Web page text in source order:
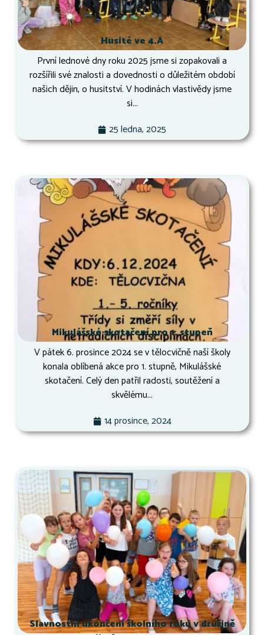
Husité ve 4.A
První lednové dny roku 2025 jsme si zopakovali a
rozšířili své znalosti a dovednosti o důležitém období
našich dějin, o husitství. V hodinách vlastivědy jsme
si...
25 ledna, 2025
Mikulášské skotačení pro 1. stupeň
V pátek 6. prosince 2024 se v tělocvičně naší školy
konala oblíbená akce pro 1. stupně, Mikulášské
skotačení. Celý den patřil radosti, soutěžení a
skvělému...
14 prosince, 2024
Slavnostní ukončení školního roku v družině